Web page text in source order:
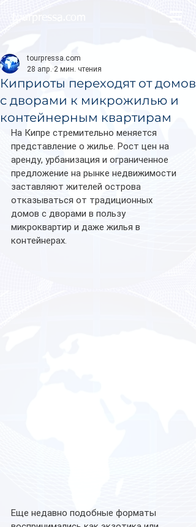
Киприоты переходят от домов
с дворами к микрожилью и
контейнерным квартирам
tourpressa.com
28 апр. 2 мин. чтения
На Кипре стремительно меняется
представление о жилье. Рост цен на
аренду, урбанизация и ограниченное
предложение на рынке недвижимости
заставляют жителей острова
отказываться от традиционных
домов с дворами в пользу
микроквартир и даже жилья в
контейнерах.
Еще недавно подобные форматы